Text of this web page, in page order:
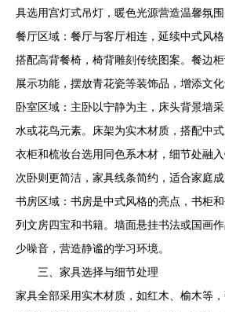
具选用宫灯式吊灯，暖色光源营造温馨氛围
餐厅区域：餐厅与客厅相连，延续中式风
搭配高背餐椅，椅背雕刻传统图案。餐边
展示功能，摆放青花瓷等装饰品，增添文化
卧室区域：主卧以宁静为主，床头背景墙
水或花鸟元素。床架为实木材质，搭配中式
衣柜和梳妆台选用同色系木材，细节处融入
次卧则更简洁，家具线条简约，适合家庭成
书房区域：书房是中式风格的亮点，书柜
列文房四宝和书籍。墙面悬挂书法或国画
少噪音，营造静谧的学习环境。
三、家具选择与细节处理
家具全部采用实木材质，如红木、榆木等